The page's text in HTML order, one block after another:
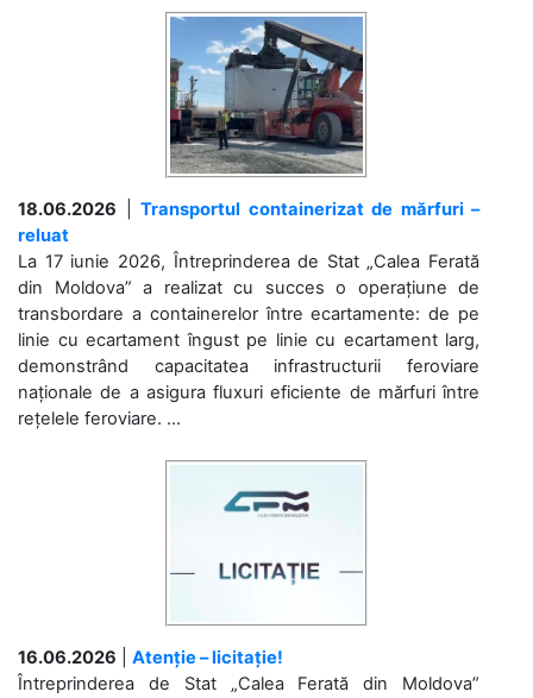
18.06.2026
Transportul containerizat de mărfuri –
reluat
La 17 iunie 2026, Întreprinderea de Stat „Calea Ferată
din Moldova” a realizat cu succes o operațiune de
transbordare a containerelor între ecartamente: de pe
linie cu ecartament îngust pe linie cu ecartament larg,
demonstrând capacitatea infrastructurii feroviare
naționale de a asigura fluxuri eficiente de mărfuri între
rețelele feroviare. ...
16.06.2026
Atenție – licitație!
Întreprinderea de Stat „Calea Ferată din Moldova”